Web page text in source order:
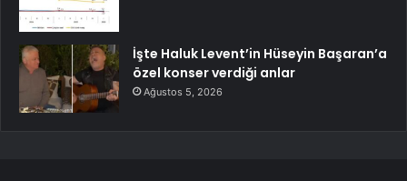
İşte Haluk Levent’in Hüseyin Başaran’a
özel konser verdiği anlar
Ağustos 5, 2026